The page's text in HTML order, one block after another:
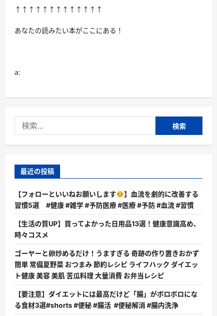
↑↑↑↑↑↑↑↑↑↑↑↑↑
あなたの読みたい本がここにある！
a:
索:
最近の投稿
【フォローといいねお願いします
】血流を劇的に改善する
習慣5選 #健康 #雑学 #予防医療 #医療 #予防 #血流 #習慣
【生活の質UP】買ってよかった日用品13選！健康意識高め、
時々コスメ
ゴーヤーと卵炒めるだけ！うますぎる 奇跡の作り置きおかず
簡単 常備夏野菜 おつまみ 節約レシピ ライフハック ダイエッ
ト健康 美容 美肌 苦瓜料理 大量消費 お弁当レシピ
【要注意】ダイエットには最高だけど「腸」がボロボロにな
る食材3選#shorts #便秘 #腸活 #便秘解消 #腸内洗浄